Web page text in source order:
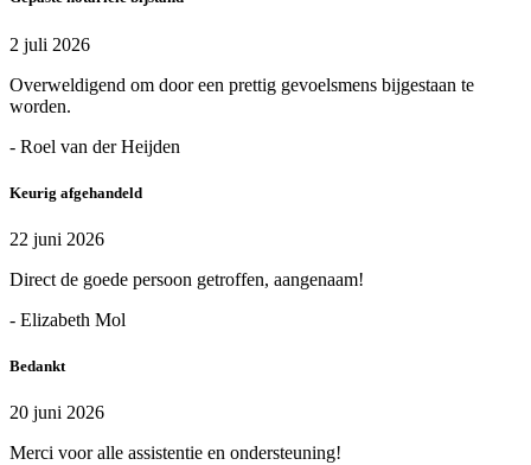
2 juli 2026
Overweldigend om door een prettig gevoelsmens bijgestaan te
worden.
- Roel van der Heijden
Keurig afgehandeld
22 juni 2026
Direct de goede persoon getroffen, aangenaam!
- Elizabeth Mol
Bedankt
20 juni 2026
Merci voor alle assistentie en ondersteuning!